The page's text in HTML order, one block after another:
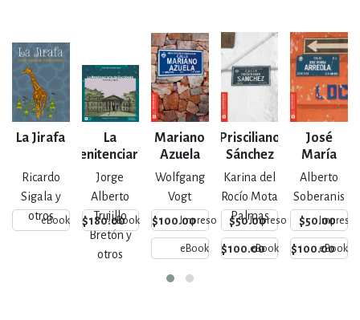
La Jirafa
Ricardo
Sigala y
otroseBook $180.00
La
Penitenciaría
de Escobedo
Jorge
Alberto
Trujillo
Bretón y
otros
eBook $100.00
Mariano
Azuela
Wolfgang
Vogt
Impreso $50.00
eBook $100.00
Prisciliano
Sánchez
Karina del
Rocío Mota
PalmasImpreso $50.00
eBook $100.00
José
María
Arreola y
Mendoza
Alberto
Soberanis
Impreso
eBook